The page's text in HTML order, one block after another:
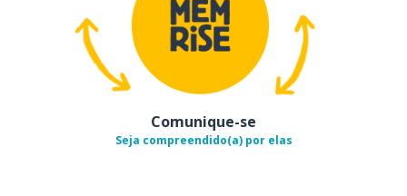
Comunique-se
Seja compreendido(a) por elas